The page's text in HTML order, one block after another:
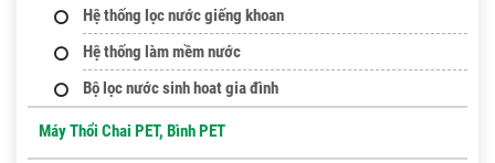
Hệ thống lọc nước giếng khoan
Hệ thống làm mềm nước
Bộ lọc nước sinh hoat gia đình
Máy Thổi Chai PET, Bình PET